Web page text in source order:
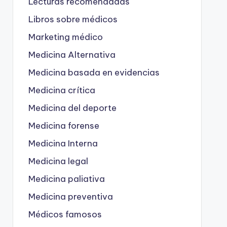
Libros sobre médicos
Marketing médico
Medicina Alternativa
Medicina basada en evidencias
Medicina crítica
Medicina del deporte
Medicina forense
Medicina Interna
Medicina legal
Medicina paliativa
Medicina preventiva
Médicos famosos